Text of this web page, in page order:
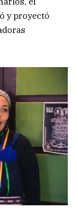
y proyectó